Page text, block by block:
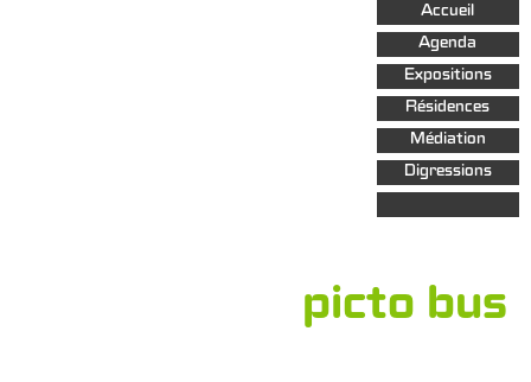
Aller au
contenu
principal
Accueil
Agenda
Expositions
Résidences
Médiation
Digressions
picto bus